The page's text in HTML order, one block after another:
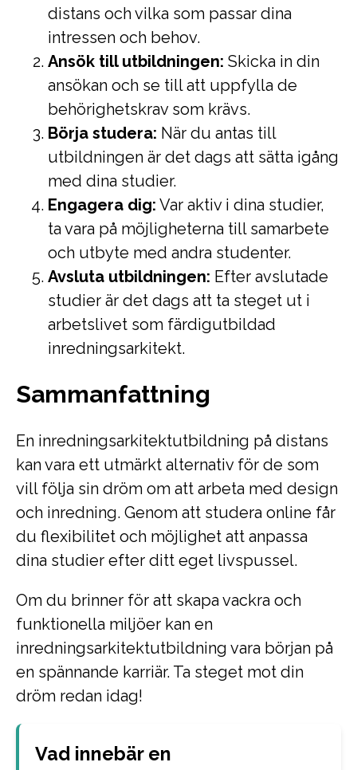
distans och vilka som passar dina
intressen och behov.
Ansök till utbildningen: Skicka in din
ansökan och se till att uppfylla de
behörighetskrav som krävs.
Börja studera: När du antas till
utbildningen är det dags att sätta igång
med dina studier.
Engagera dig: Var aktiv i dina studier,
ta vara på möjligheterna till samarbete
och utbyte med andra studenter.
Avsluta utbildningen: Efter avslutade
studier är det dags att ta steget ut i
arbetslivet som färdigutbildad
inredningsarkitekt.
Sammanfattning
En inredningsarkitektutbildning på distans
kan vara ett utmärkt alternativ för de som
vill följa sin dröm om att arbeta med design
och inredning. Genom att studera online får
du flexibilitet och möjlighet att anpassa
dina studier efter ditt eget livspussel.
Om du brinner för att skapa vackra och
funktionella miljöer kan en
inredningsarkitektutbildning vara början på
en spännande karriär. Ta steget mot din
dröm redan idag!
Vad innebär en